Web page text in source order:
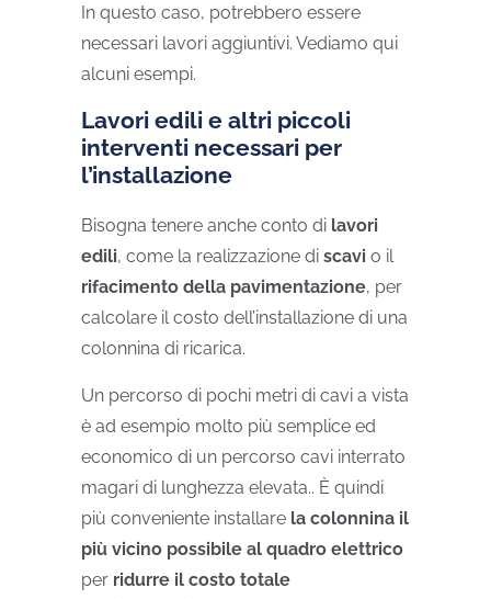
In questo caso, potrebbero essere
necessari lavori aggiuntivi. Vediamo qui
alcuni esempi.
Lavori edili e altri piccoli
interventi necessari per
l’installazione
Bisogna tenere anche conto di lavori
edili, come la realizzazione di scavi o il
rifacimento della pavimentazione, per
calcolare il costo dell’installazione di una
colonnina di ricarica.
Un percorso di pochi metri di cavi a vista
è ad esempio molto più semplice ed
economico di un percorso cavi interrato
magari di lunghezza elevata.. È quindi
più conveniente installare la colonnina il
più vicino possibile al quadro elettrico
per ridurre il costo totale